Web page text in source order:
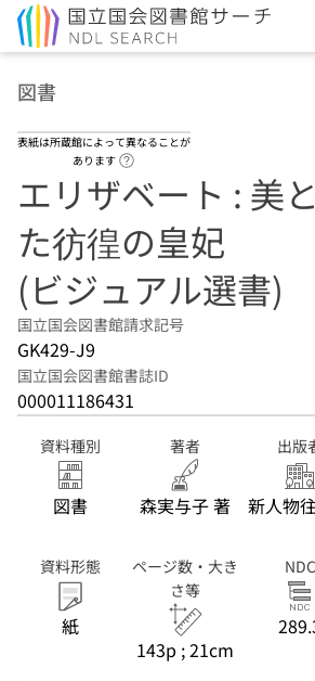
図書
表紙は所蔵館によって異なることが
あります
エリザベート : 美
た彷徨の皇妃
(ビジュアル選書)
国立国会図書館請求記号
GK429-J9
国立国会図書館書誌ID
000011186431
資料種別
図書
著者
森実与子 著
出版
新人物
資料形態
紙
ページ数・大き
さ等
143p ; 21cm
NDC